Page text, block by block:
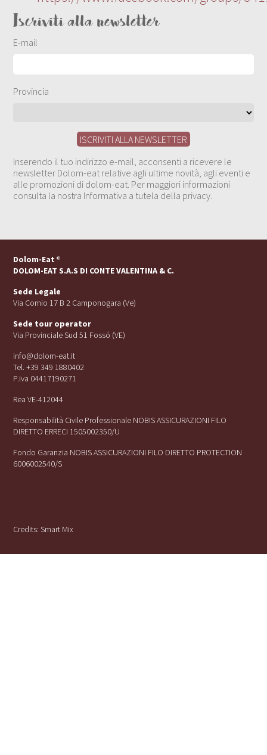
Iscriviti alla newsletter
E-mail
Provincia
Inserendo il tuo indirizzo e-mail, acconsenti a ricevere le
newsletter Dolom-eat relative agli ultime novità, agli eventi e
alle promozioni di dolom-eat. Per maggiori informazioni
consulta la nostra Informativa a tutela della privacy.
Dolom-Eat ®
DOLOM-EAT S.A.S DI CONTE VALENTINA & C.
Sede Legale
Via Cornio 17 B 2 Camponogara (Ve)
Sede tour operator
Via Provinciale Sud 51 Fossó (VE)
info@dolom-eat.it
Tel. +39 349 1880402
P.iva 04417190271
Rea VE-412044
Responsabilità Civile Professionale NOBIS ASSICURAZIONI FILO
DIRETTO ERRECI 1505002350/U
Fondo Garanzia NOBIS ASSICURAZIONI FILO DIRETTO PROTECTION
6006002540/S
Credits:Smart Mix